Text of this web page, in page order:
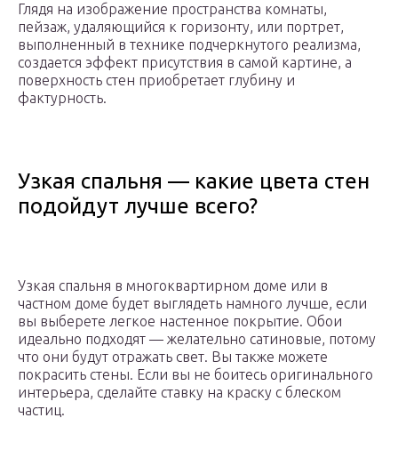
Глядя на изображение пространства комнаты,
пейзаж, удаляющийся к горизонту, или портрет,
выполненный в технике подчеркнутого реализма,
создается эффект присутствия в самой картине, а
поверхность стен приобретает глубину и
фактурность.
Узкая спальня — какие цвета стен
подойдут лучше всего?
Узкая спальня в многоквартирном доме или в
частном доме будет выглядеть намного лучше, если
вы выберете легкое настенное покрытие. Обои
идеально подходят — желательно сатиновые, потому
что они будут отражать свет. Вы также можете
покрасить стены. Если вы не боитесь оригинального
интерьера, сделайте ставку на краску с блеском
частиц.